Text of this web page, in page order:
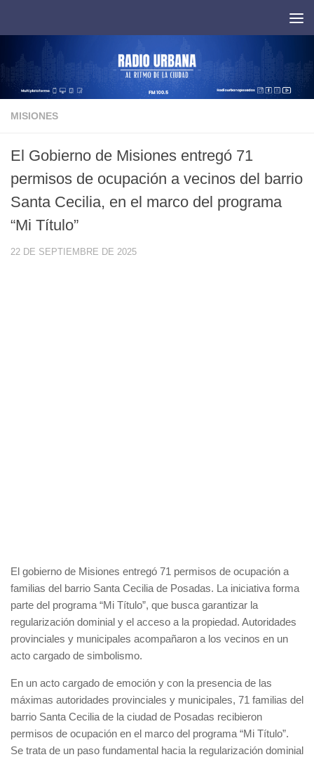
MISIONES
El Gobierno de Misiones entregó 71
permisos de ocupación a vecinos del barrio
Santa Cecilia, en el marco del programa
“Mi Título”
22 DE SEPTIEMBRE DE 2025
El gobierno de Misiones entregó 71 permisos de ocupación a
familias del barrio Santa Cecilia de Posadas. La iniciativa forma
parte del programa “Mi Título”, que busca garantizar la
regularización dominial y el acceso a la propiedad. Autoridades
provinciales y municipales acompañaron a los vecinos en un
acto cargado de simbolismo.
En un acto cargado de emoción y con la presencia de las
máximas autoridades provinciales y municipales, 71 familias del
barrio Santa Cecilia de la ciudad de Posadas recibieron
permisos de ocupación en el marco del programa “Mi Título”.
Se trata de un paso fundamental hacia la regularización dominial